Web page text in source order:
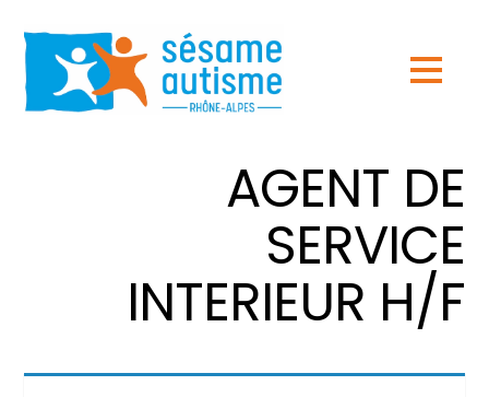
AGENT DE
SERVICE
INTERIEUR H/F